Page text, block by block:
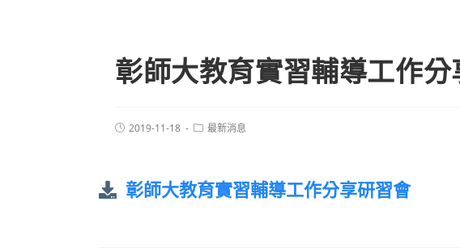
彰師大教育實習輔導工作
2019-11-18 最新消息
彰師大教育實習輔導工作分享研習會